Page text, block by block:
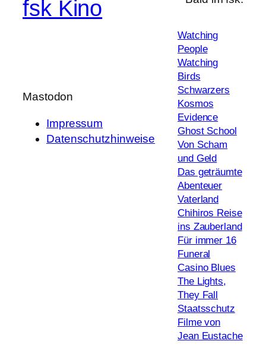
fsk Kino
Mastodon
Impressum
Datenschutzhinweise
Watching
People
Watching
Birds
Schwarzers
Kosmos
Evidence
Ghost School
Von Scham
und Geld
Das geträumte
Abenteuer
Vaterland
Chihiros Reise
ins Zauberland
Für immer 16
Funeral
Casino Blues
The Lights,
They Fall
Staatsschutz
Filme von
Jean Eustache